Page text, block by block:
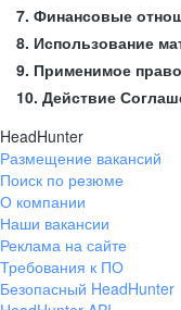
7. Финансовые
8. Использование
9. Применимое
10. Действие
HeadHunter
Размещение вакансий
Поиск по резюме
О компании
Наши вакансии
Реклама на сайте
Требования к ПО
Безопасный HeadHunter